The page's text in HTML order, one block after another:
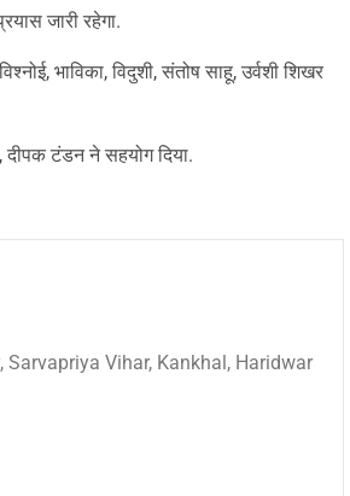
जारी रहेगा.
भाविका, विदुशी, संतोष साहू, उर्वशी शिखर
दीपक टंडन ने सहयोग दिया.
Vihar, Kankhal, Haridwar